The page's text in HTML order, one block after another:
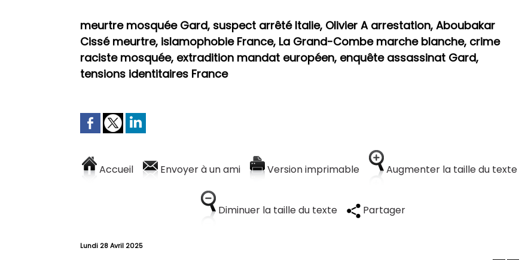
meurtre mosquée Gard, suspect arrêté Italie, Olivier A arrestation, Aboubakar
Cissé meurtre, islamophobie France, La Grand-Combe marche blanche, crime
raciste mosquée, extradition mandat européen, enquête assassinat Gard,
tensions identitaires France
Accueil Envoyer à un ami Version imprimable Augmenter la taille du texte
Diminuer la taille du texte Partager
Lundi 28 Avril 2025